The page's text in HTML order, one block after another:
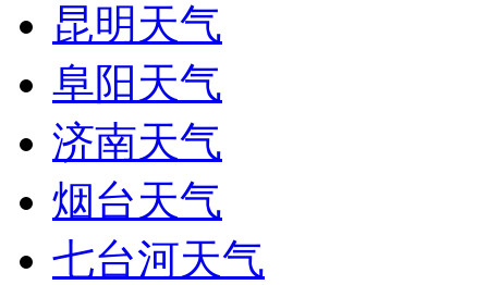
昆明天气
阜阳天气
济南天气
烟台天气
七台河天气